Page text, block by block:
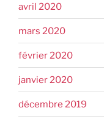
avril 2020
mars 2020
février 2020
janvier 2020
décembre 2019